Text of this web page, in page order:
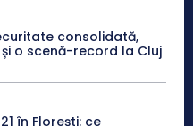
consolidată,
o scenă-record la Cluj
în Florești: ce